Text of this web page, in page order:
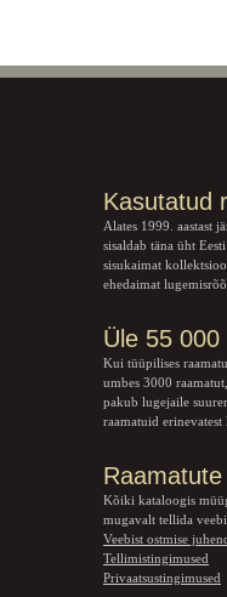
Kasutatud
Alates 1999. aastast
sisaldab täna üht
sisukaimat
ehedaimat
Üle 55 000
Kui tüüpilises
umbes 3000
pakub lugejaile
raamatuid erinevatest
Kõiki kataloogis
mugavalt tellida
Veebist ostmise
Tellimistingimused
Privaatsustingimused